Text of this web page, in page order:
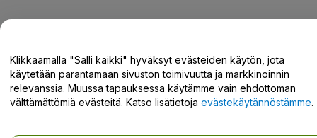
Tukikeskus / Ota meihin yhteyttä
Klikkaamalla "Salli kaikki" hyväksyt evästeiden käytön, jota
käytetään parantamaan sivuston toimivuutta ja markkinoinnin
relevanssia. Muussa tapauksessa käytämme vain ehdottoman
välttämättömiä evästeitä. Katso lisätietoja evästekäytännöstämme.